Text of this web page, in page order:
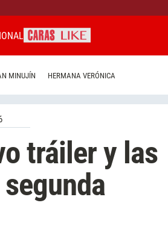
MINUJÍN HERMANA VERÓNICA
tráiler y las